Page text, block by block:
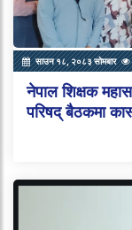
साउन १८, २०८३ सोमबार
नेपाल शिक्षक
परिषद् बैठकमा